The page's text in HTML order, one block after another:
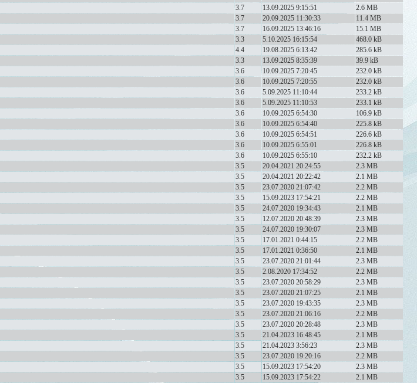
3.7 13.09.2025 9:15:51
2.6 MB
3.7 20.09.2025 11:30:33
11.4 MB
3.7 16.09.2025 13:46:16
15.1 MB
3.3 5.10.2025 16:15:54
468.0 kB
4.4 19.08.2025 6:13:42
285.6 kB
3.3 13.09.2025 8:35:39
39.9 kB
3.6 10.09.2025 7:20:45
232.0 kB
3.6 10.09.2025 7:20:55
232.0 kB
3.6 5.09.2025 11:10:44
233.2 kB
3.6 5.09.2025 11:10:53
233.1 kB
3.6 10.09.2025 6:54:30
106.9 kB
3.6 10.09.2025 6:54:40
225.8 kB
3.6 10.09.2025 6:54:51
226.6 kB
3.6 10.09.2025 6:55:01
226.8 kB
3.6 10.09.2025 6:55:10
232.2 kB
3.5 20.04.2021 20:24:55
2.3 MB
3.5 20.04.2021 20:22:42
2.1 MB
3.5 23.07.2020 21:07:42
2.2 MB
3.5 15.09.2023 17:54:21
2.2 MB
3.5 24.07.2020 19:34:43
2.1 MB
3.5 12.07.2020 20:48:39
2.3 MB
3.5 24.07.2020 19:30:07
2.3 MB
3.5 17.01.2021 0:44:15
2.2 MB
3.5 17.01.2021 0:36:50
2.1 MB
3.5 23.07.2020 21:01:44
2.3 MB
3.5 2.08.2020 17:34:52
2.2 MB
3.5 23.07.2020 20:58:29
2.3 MB
3.5 23.07.2020 21:07:25
2.1 MB
3.5 23.07.2020 19:43:35
2.3 MB
3.5 23.07.2020 21:06:16
2.2 MB
3.5 23.07.2020 20:28:48
2.3 MB
3.5 21.04.2023 16:48:45
2.1 MB
3.5 21.04.2023 3:56:23
2.3 MB
3.5 23.07.2020 19:20:16
2.2 MB
3.5 15.09.2023 17:54:20
2.3 MB
3.5 15.09.2023 17:54:22
2.1 MB